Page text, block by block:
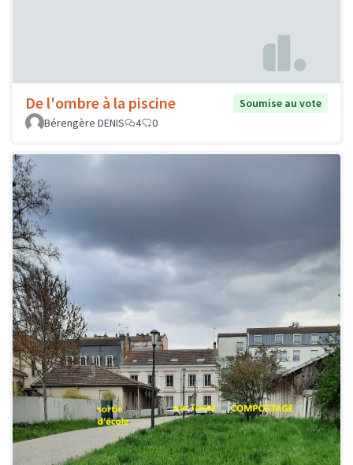
De l'ombre à la piscine
Soumise au vote
Bérengère DENIS
4 0